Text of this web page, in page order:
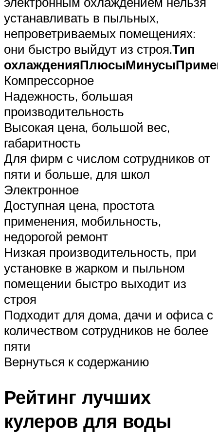
устанавливать в пыльных,
непроветриваемых помещениях:
они быстро выйдут из строя.Тип
охлажденияПлюсыМинусыП
Компрессорное
Надежность, большая
производительность
Высокая цена, большой вес,
габаритность
Для фирм с числом сотрудников от
пяти и больше, для школ
Электронное
Доступная цена, простота
применения, мобильность,
недорогой ремонт
Низкая производительность, при
установке в жарком и пыльном
помещении быстро выходит из
строя
Подходит для дома, дачи и офиса с
количеством сотрудников не более
пяти
Вернуться к содержанию
Рейтинг лучших
кулеров для воды